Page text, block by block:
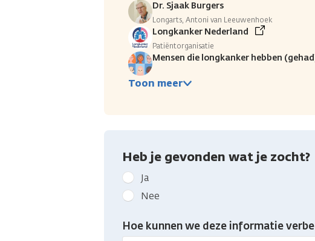
Dr. Sjaak Burgers
Longarts, Antoni van Leeuwenhoek
Longkanker Nederland
Patiëntorganisatie
Mensen die longkanker hebben
Toon meer
Heb je gevonden wat je zocht?
Geef
kanker.nl
feedback:
Heb
je
Ja
Nee
Hoe kunnen we deze informatie